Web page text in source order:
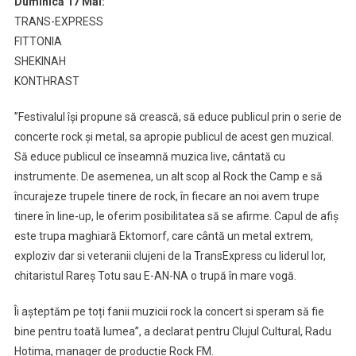
TRANS-EXPRESS
FITTONIA
SHEKINAH
KONTHRAST
”Festivalul își propune să crească, să educe publicul prin o serie de
concerte rock și metal, sa apropie publicul de acest gen muzical.
Să educe publicul ce înseamnă muzica live, cântată cu
instrumente. De asemenea, un alt scop al Rock the Camp e să
încurajeze trupele tinere de rock, în fiecare an noi avem trupe
tinere în line-up, le oferim posibilitatea să se afirme. Capul de afiș
este trupa maghiară Ektomorf, care cântă un metal extrem,
exploziv dar si veteranii clujeni de la TransExpress cu liderul lor,
chitaristul Rareș Totu sau E-AN-NA o trupă în mare vogă.
Îi așteptăm pe toți fanii muzicii rock la concert si speram să fie
bine pentru toată lumea”, a declarat pentru Clujul Cultural, Radu
Hotima, manager de producție Rock FM.